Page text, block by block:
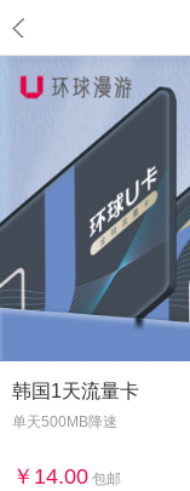
韩国1天流量卡
单天500MB降速
14.00 包邮